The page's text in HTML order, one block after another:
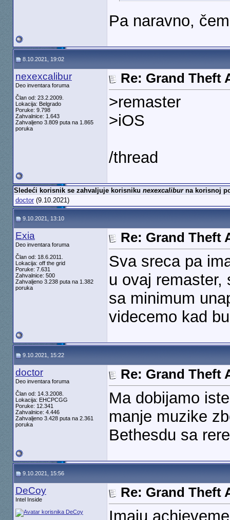
Pa naravno,
8.10.2021, 19:02
nexexcalibur
Deo inventara foruma
Član od: 23.2.2009.
Lokacija: Belgrado
Poruke: 9.798
Zahvalnice: 1.643
Zahvaljeno 3.809 puta na 1.865
poruka
Re: Grand Theft
>remaster
>iOS
/thread
Sledeći korisnik se zahvaljuje korisniku nexexcaliburna korisnoj
doctor(9.10.2021)
9.10.2021, 13:10
Exia
Deo inventara foruma
Član od: 18.6.2011.
Lokacija: off the grid
Poruke: 7.631
Zahvalnice: 500
Zahvaljeno 3.238 puta na 1.382
poruka
Re: Grand Theft
Sva sreca pa
u ovaj remaster,
sa minimum
videcemo kad
9.10.2021, 15:22
doctor
Deo inventara foruma
Član od: 14.3.2008.
Lokacija: EHCPCGG
Poruke: 12.341
Zahvalnice: 4.446
Zahvaljeno 3.428 puta na 2.361
poruka
Re: Grand Theft
Ma dobijamo
manje muzike
Bethesdu sa
9.10.2021, 15:56
DeCoy
Intel Inside Re: Grand Theft
Imaju